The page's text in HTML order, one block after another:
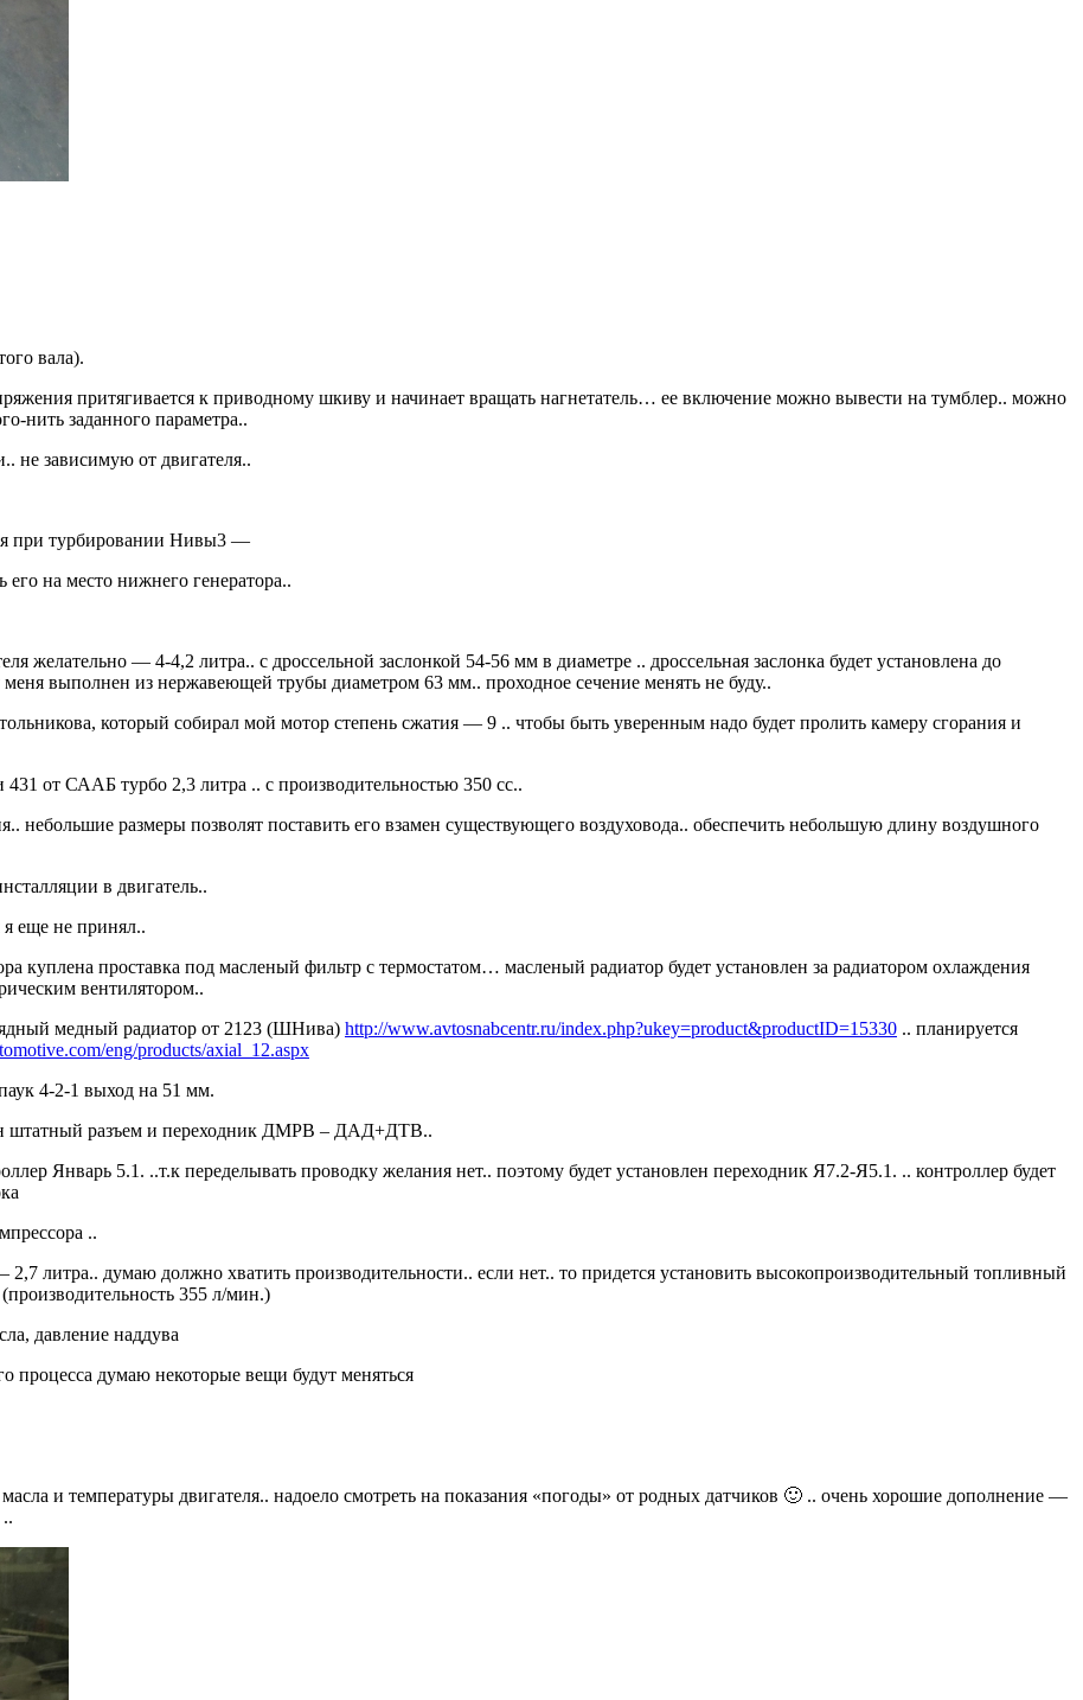
вала).
притягивается к приводному шкиву и начинает вращать нагнетатель… ее включение можно вывести на тумблер.. можно
нить заданного параметра..
не зависимую от двигателя..
при турбировании Нивы3 —
на место нижнего генератора..
— 4-4,2 литра.. с дроссельной заслонкой 54-56 мм в диаметре .. дроссельная заслонка будет установлена до
выполнен из нержавеющей трубы диаметром 63 мм.. проходное сечение менять не буду..
который собирал мой мотор степень сжатия — 9 .. чтобы быть уверенным надо будет пролить камеру сгорания и
от СААБ турбо 2,3 литра .. с производительностью 350 сс..
размеры позволят поставить его взамен существующего воздуховода.. обеспечить небольшую длину воздушного
в двигатель..
еще не принял..
проставка под масленый фильтр с термостатом… масленый радиатор будет установлен за радиатором охлаждения
вентилятором..
медный радиатор от 2123 (ШНива) http://www.avtosnabcentr.ru/index.php?ukey=product&productID=15330 .. планируется
eng/products/axial_12.aspx
4-2-1 выход на 51 мм.
штатный разъем и переходник ДМРВ – ДАД+ДТВ..
Январь 5.1. ..т.к переделывать проводку желания нет.. поэтому будет установлен переходник Я7.2-Я5.1. .. контроллер будет
..
литра.. думаю должно хватить производительности.. если нет.. то придется установить высокопроизводительный топливный
355 л/мин.)
давление наддува
процесса думаю некоторые вещи будут меняться
и температуры двигателя.. надоело смотреть на показания «погоды» от родных датчиков 🙂 .. очень хорошие дополнение —